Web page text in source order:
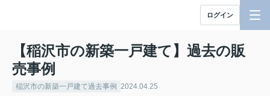
ログイン
【稲沢市の新築一戸建て】過去の販
売事例
稲沢市の新築一戸建て過去事例 2024.04.25